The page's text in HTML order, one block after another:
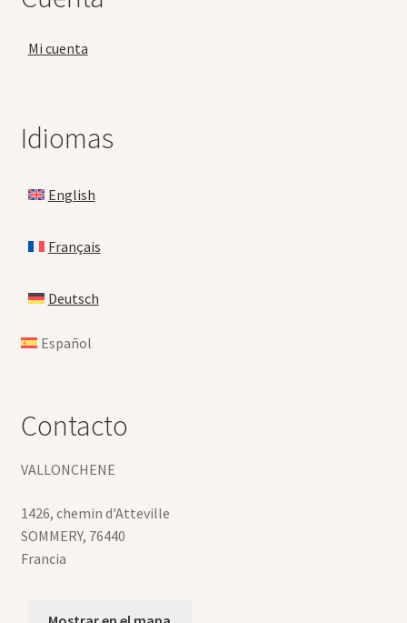
Mi cuenta
Idiomas
English
Français
Deutsch
Español
Contacto
VALLONCHENE
1426, chemin d'Atteville
SOMMERY, 76440
Francia